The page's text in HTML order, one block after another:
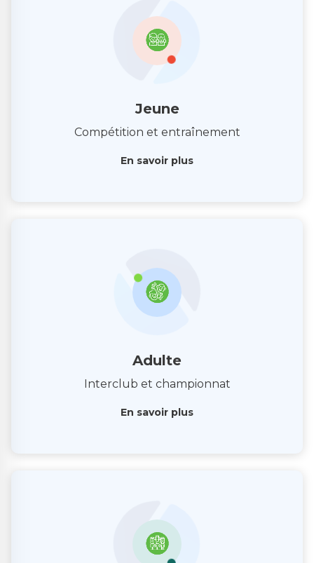
Jeune
Compétition et entraînement
En savoir plus
Adulte
Interclub et championnat
En savoir plus